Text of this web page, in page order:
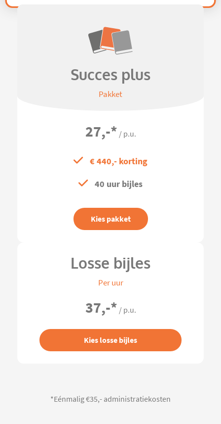
Succes plus
Pakket
27,-* / p.u.
€ 440,- korting
40 uur bijles
Kies pakket
Losse bijles
Per uur
37,-* / p.u.
Kies losse bijles
*Eénmalig €35,- administratiekosten